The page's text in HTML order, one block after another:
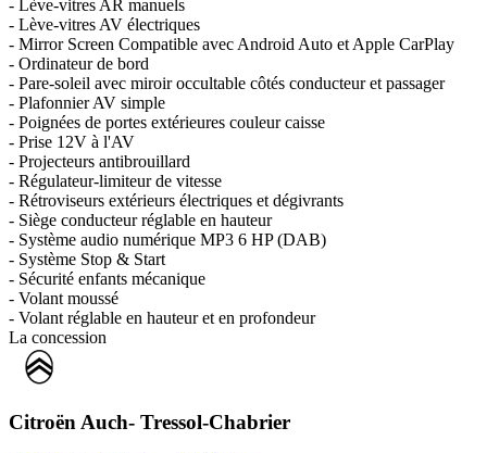
- Lève-vitres AR manuels
- Lève-vitres AV électriques
- Mirror Screen Compatible avec Android Auto et Apple CarPlay
- Ordinateur de bord
- Pare-soleil avec miroir occultable côtés conducteur et passager
- Plafonnier AV simple
- Poignées de portes extérieures couleur caisse
- Prise 12V à l'AV
- Projecteurs antibrouillard
- Régulateur-limiteur de vitesse
- Rétroviseurs extérieurs électriques et dégivrants
- Siège conducteur réglable en hauteur
- Système audio numérique MP3 6 HP (DAB)
- Système Stop & Start
- Sécurité enfants mécanique
- Volant moussé
- Volant réglable en hauteur et en profondeur
La concession
Citroën Auch- Tressol-Chabrier